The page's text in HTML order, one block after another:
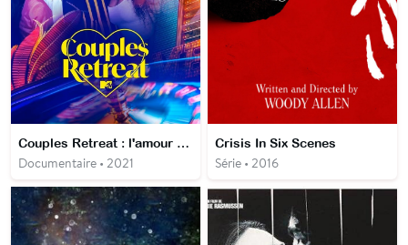
Couples Retreat : l'amour à l'épreuve
Documentaire • 2021
Crisis In Six Scenes
Série • 2016